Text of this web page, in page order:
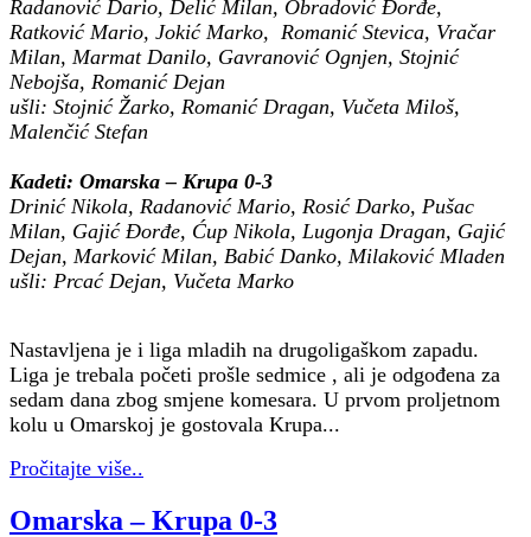
Radanović Dario, Delić Milan, Obradović Đorđe,
Ratković Mario, Jokić Marko, Romanić Stevica, Vračar
Milan, Marmat Danilo, Gavranović Ognjen, Stojnić
Nebojša, Romanić Dejan
ušli: Stojnić Žarko, Romanić Dragan, Vučeta Miloš,
Malenčić Stefan
Kadeti: Omarska – Krupa 0-3
Drinić Nikola, Radanović Mario, Rosić Darko, Pušac
Milan, Gajić Đorđe, Ćup Nikola, Lugonja Dragan, Gajić
Dejan, Marković Milan, Babić Danko, Milaković Mladen
ušli: Prcać Dejan, Vučeta Marko
Nastavljena je i liga mladih na drugoligaškom zapadu.
Liga je trebala početi prošle sedmice , ali je odgođena za
sedam dana zbog smjene komesara. U prvom proljetnom
kolu u Omarskoj je gostovala Krupa...
Pročitajte više..
Omarska – Krupa 0-3